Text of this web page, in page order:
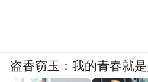
盗香窃玉：我的青春就